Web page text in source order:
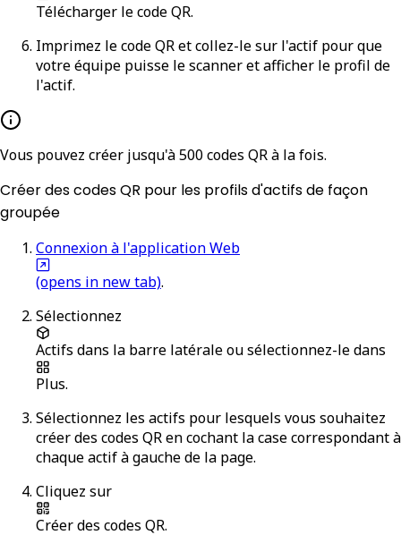
Télécharger le code QR.
Imprimez le code QR et collez-le sur l'actif pour que
votre équipe puisse le scanner et afficher le profil de
l'actif.
Vous pouvez créer jusqu'à 500 codes QR à la fois.
Créer des codes QR pour les profils d'actifs de façon
groupée
Connexion à l'application Web
(opens in new tab).
Sélectionnez
Actifs dans la barre latérale ou sélectionnez-le dans
Plus.
Sélectionnez les actifs pour lesquels vous souhaitez
créer des codes QR en cochant la case correspondant à
chaque actif à gauche de la page.
Cliquez sur
Créer des codes QR.